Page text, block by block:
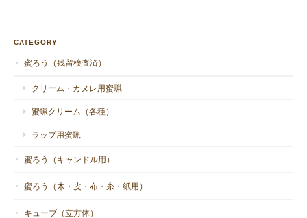
CATEGORY
蜜ろう（残留検査済）
クリーム・カヌレ用蜜蝋
蜜蝋クリーム（各種）
ラップ用蜜蝋
蜜ろう（キャンドル用）
蜜ろう（木・皮・布・糸・紙用）
キューブ（立方体）